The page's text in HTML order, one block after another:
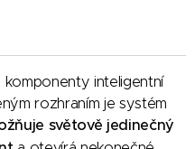
inteligentní
rozhraním je systém
světově jedinečný